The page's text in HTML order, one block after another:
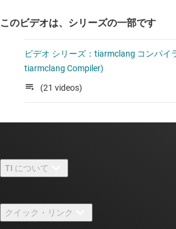
このビデオは、シリーズの一部です
ビデオ シリーズ：tiarmclang コンパイ
tiarmclang Compiler)
(21 videos)
TI について
採用情報
クイック・リンク